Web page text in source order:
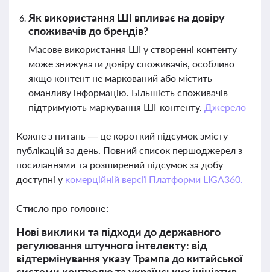
Як використання ШІ впливає на довіру
споживачів до брендів?
Масове використання ШІ у створенні контенту
може знижувати довіру споживачів, особливо
якщо контент не маркований або містить
оманливу інформацію. Більшість споживачів
підтримують маркування ШІ-контенту. Джерело
Кожне з питань — це короткий підсумок змісту
публікацій за день. Повний список першоджерел з
посиланнями та розширений підсумок за добу
доступні у комерційній версії Платформи LIGA360.
Стисло про головне:
Нові виклики та підходи до державного
регулювання штучного інтелекту: від
відтермінування указу Трампа до китайської